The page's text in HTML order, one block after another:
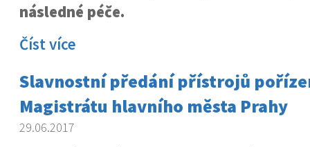
následné péče.
Číst více
Slavnostní předání přístrojů
Magistrátu hlavního města Prahy
29.06.2017